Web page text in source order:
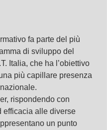
fa parte del più
di sviluppo del
Italia, che ha l’obiettivo
più capillare presenza
rispondendo con
efficacia alle diverse
un punto